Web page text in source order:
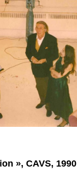
», CAVS, 1990